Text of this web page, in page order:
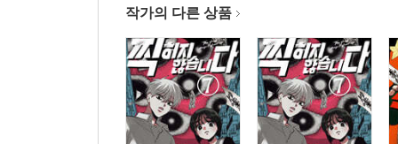
작가의 다른 상품